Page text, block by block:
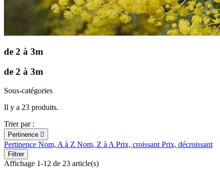
de 2 à 3m
de 2 à 3m
Sous-catégories
Il y a 23 produits.
Trier par :
Pertinence 
Pertinence Nom, A à Z Nom, Z à A Prix, croissant Prix, décroissant
Filtrer
Affichage 1-12 de 23 article(s)